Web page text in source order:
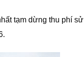
tạm dừng thu phí sử